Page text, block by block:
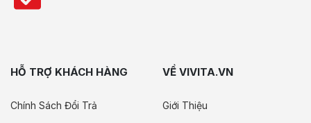
HỖ TRỢ KHÁCH HÀNG
Chính Sách Đổi Trả
VỀ VIVITA.VN
Giới Thiệu